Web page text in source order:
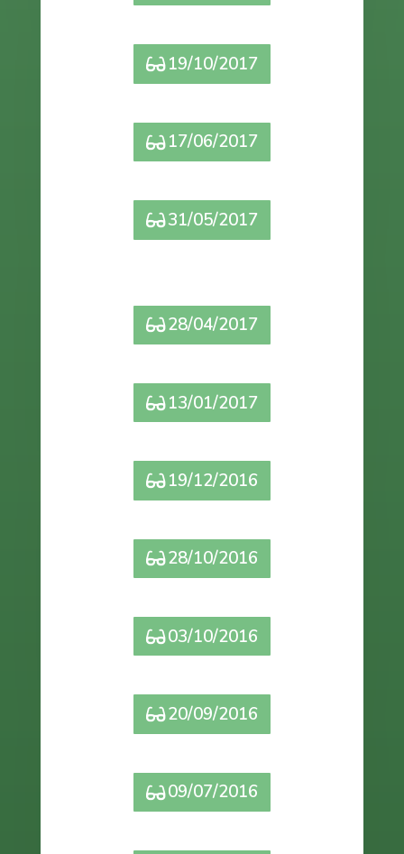
19/10/2017
17/06/2017
31/05/2017
28/04/2017
13/01/2017
19/12/2016
28/10/2016
03/10/2016
20/09/2016
09/07/2016